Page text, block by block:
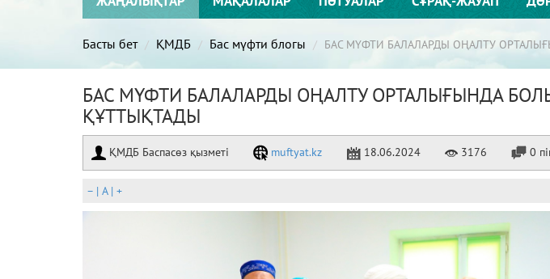
Басты бет ҚМДБ Бас мүфти блогы БАС МҮФТИ БАЛАЛАРДЫ ОҢАЛТУ
БАС МҮФТИ БАЛАЛАРДЫ ОҢАЛТУ ОРТАЛЫҒЫНДА
ҚҰТТЫҚТАДЫ
ҚМДБ Баспасөз қызметі muftyat.kz 18.06.2024 3176 0
– | A| +